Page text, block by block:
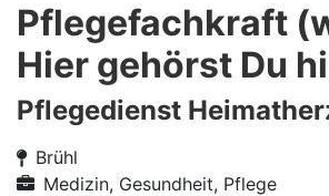
Pflegefachkraft
Hier gehörst Du
Pflegedienst
Brühl
Medizin, Gesundheit, Pflege